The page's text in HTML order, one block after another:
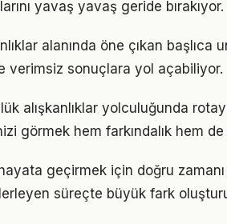
yavaş yavaş geride bırakıyor.
alanında öne çıkan başlıca
verimsiz sonuçlara yol açabiliyor.
alışkanlıklar yolculuğunda
görmek hem farkındalık hem de
geçirmek için doğru
süreçte büyük fark